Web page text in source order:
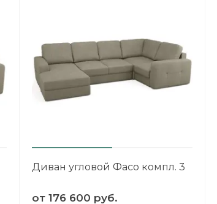
Диван угловой Фасо компл. 3
от176 600 руб.